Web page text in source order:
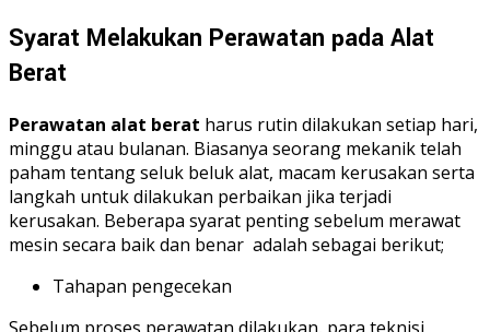
Syarat Melakukan Perawatan padaAlat
Berat
Perawatan alat berat harus rutin dilakukan setiap hari,
minggu atau bulanan. Biasanya seorang mekanik telah
paham tentang seluk beluk alat, macam kerusakan serta
langkah untuk dilakukan perbaikan jika terjadi
kerusakan. Beberapa syarat penting sebelum merawat
mesin secara baik dan benar adalah sebagai berikut;
Tahapan pengecekan